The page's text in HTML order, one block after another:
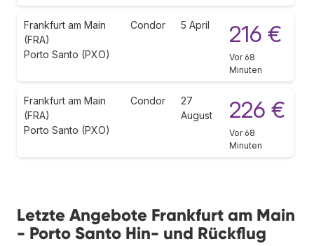
Frankfurt am Main
(FRA)
Porto Santo (PXO)
Condor 5 April 216 €
Vor 68
Minuten
Frankfurt am Main
(FRA)
Porto Santo (PXO)
Condor
27
August
226 €
Vor 68
Minuten
Letzte Angebote Frankfurt am Main
- Porto Santo Hin- und Rückflug